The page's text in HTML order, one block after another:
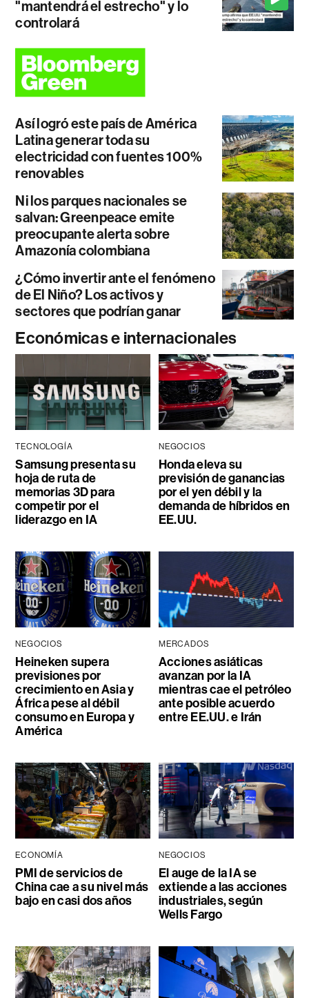
"mantendrá el estrecho" y lo
controlará
Así logró este país de América
Latina generar toda su
electricidad con fuentes 100%
renovables
Ni los parques nacionales se
salvan: Greenpeace emite
preocupante alerta sobre
Amazonía colombiana
¿Cómo invertir ante el fenómeno
de El Niño? Los activos y
sectores que podrían ganar
Económicas e internacionales
TECNOLOGÍA
Samsung presenta su
hoja de ruta de
memorias 3D para
competir por el
liderazgo en IA
NEGOCIOS
Honda eleva su
previsión de ganancias
por el yen débil y la
demanda de híbridos en
EE.UU.
NEGOCIOS
Heineken supera
previsiones por
crecimiento en Asia y
África pese al débil
consumo en Europa y
América
MERCADOS
Acciones asiáticas
avanzan por la IA
mientras cae el petróleo
ante posible acuerdo
entre EE.UU. e Irán
ECONOMÍA
PMI de servicios de
China cae a su nivel más
bajo en casi dos años
NEGOCIOS
El auge de la IA se
extiende a las acciones
industriales, según
Wells Fargo